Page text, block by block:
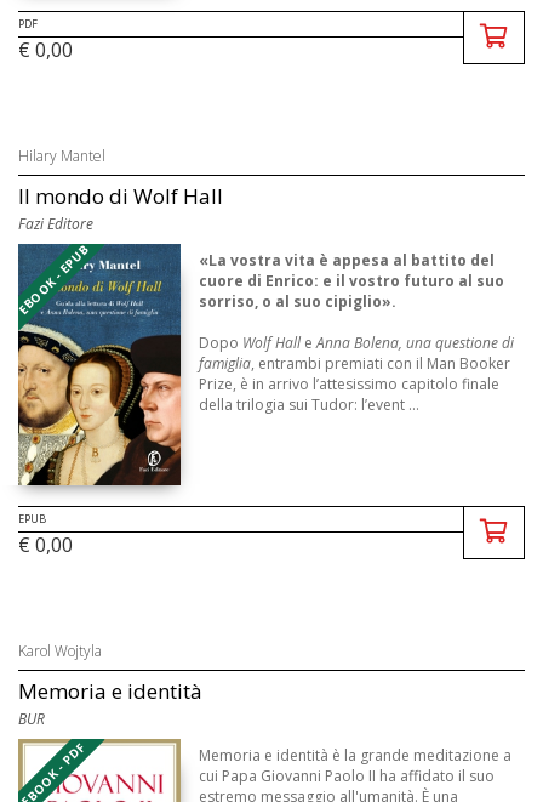
PDF
€ 0,00
Hilary Mantel
Il mondo di Wolf Hall
Fazi Editore
EBOOK - EPUB
«La vostra vita è appesa al battito del
cuore di Enrico: e il vostro futuro al suo
sorriso, o al suo cipiglio».
Dopo Wolf Hall eAnna Bolena, una questione di
famiglia, entrambi premiati con il Man Booker
Prize, è in arrivo l’attesissimo capitolo finale
della trilogia sui Tudor: l’event ...
EPUB
€ 0,00
Karol Wojtyla
Memoria e identità
BUR
EBOOK - PDF
Memoria e identità è la grande meditazione a
cui Papa Giovanni Paolo II ha affidato il suo
estremo messaggio all'umanità. È una